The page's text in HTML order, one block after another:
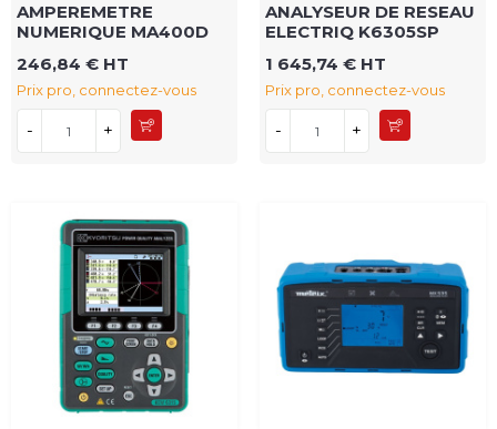
AMPEREMETRE
NUMERIQUE MA400D
246,84 € HT
Prix pro, connectez-vous
- +
ANALYSEUR DE RESEAU
ELECTRIQ K6305SP
1 645,74 € HT
Prix pro, connectez-vous
- +